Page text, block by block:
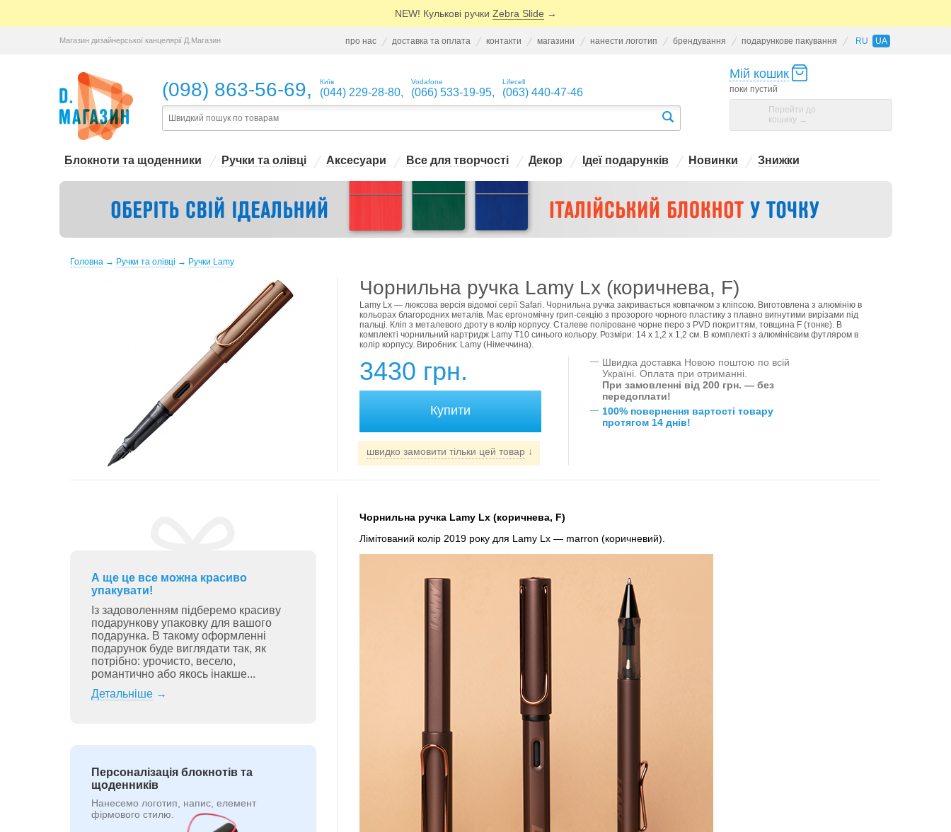
NEW! Кулькові ручки Zebra Slide →
Магазин дизайнерської канцелярії Д.Магазин про нас доставка та оплата контакти магазини нанести логотип брендування подарункове пакування RU UA
(098) 863-56-69, Київ
(044) 229-28-80,
Vodafone
(066) 533-19-95,
Lifecell
(063) 440-47-46
Мій кошик
поки пустий
Перейти до
кошику →
Блокноти та щоденники Ручки та олівці Аксесуари Все для творчості Декор Ідеї подарунків Новинки Знижки
Головна → Ручки та олівці → Ручки Lamy
Чорнильна ручка Lamy Lx (коричнева, F)
Lamy Lx — люксова версія відомої серії Safari. Чорнильна ручка закривається ковпачком з кліпсою. Виготовлена з алюмінію в
кольорах благородних металів. Має ергономічну грип-секцію з прозорого чорного пластику з плавно вигнутими вирізами під
пальці. Кліп з металевого дроту в колір корпусу. Сталеве поліроване чорне перо з PVD покриттям, товщина F (тонке). В
комплекті чорнильний картридж Lamy T10 синього кольору. Розміри: 14 х 1,2 х 1,2 см. В комплекті з алюмінієвим футляром в
колір корпусу. Виробник: Lamy (Німеччина).
3430 грн.
швидко замовити тільки цей товар↓
— Швидка доставка Новою поштою по всій
Україні. Оплата при отриманні.
При замовленні від 200 грн. — без
передоплати!
— 100% повернення вартості товару
протягом 14 днів!
А ще це все можна красиво
упакувати!
Із задоволенням підберемо красиву
подарункову упаковку для вашого
подарунка. В такому оформленні
подарунок буде виглядати так, як
потрібно: урочисто, весело,
романтично або якось інакше...
Детальніше→
Персоналізація блокнотів та
щоденників
Нанесемо логотип, напис, елемент
фірмового стилю.
Чорнильна ручка Lamy Lx (коричнева, F)
Лімітований колір 2019 року для Lamy Lx — marron (коричневий).